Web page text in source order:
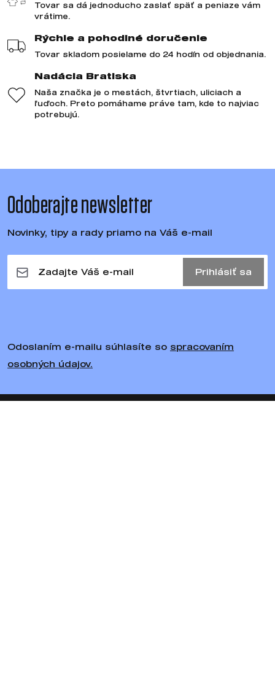
Tovar sa dá jednoducho zaslať späť a peniaze vám
vrátime.
Rýchle a pohodlné doručenie
Tovar skladom posielame do 24 hodín od objednania.
Nadácia Bratiska
Naša značka je o mestách, štvrtiach, uliciach a
ľuďoch. Preto pomáhame práve tam, kde to najviac
potrebujú.
Odoberajte newsletter
Novinky, tipy a rady priamo na Váš e-mail
Prihlásiť sa
Odoslaním e-mailu súhlasíte so spracovaním
osobných údajov.